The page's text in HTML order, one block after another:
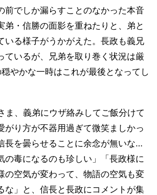
前でしか漏らすことのなかった本音
弟・信勝の面影を重ねたりと、弟と
いる様子がうかがえた。長政も義兄
ているが、兄弟を取り巻く状況は厳
やかな一時はこれが最後となってし
ま、義弟にウザ絡みしてご飯分けて
がり方が不器用過ぎて微笑ましかっ
長を曇らせることに余念が無いな…
の毒になるのも珍しい」「長政様に
の空気が変わって、物語の空気も変
な」と、信長と長政にコメントが集